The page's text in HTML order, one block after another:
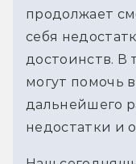
продолжает
себя
достоинств. В
могут помочь
дальнейшего
недостатки и